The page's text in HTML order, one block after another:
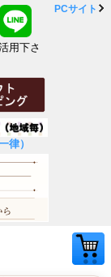
用下さ
律）
PCサイト